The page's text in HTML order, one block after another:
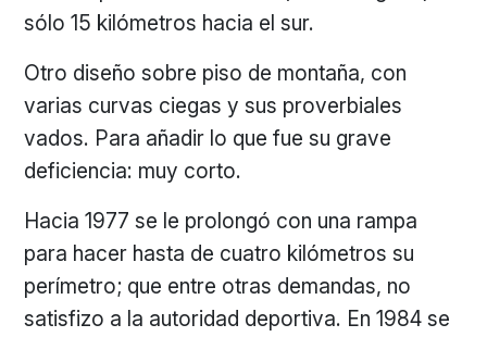
sólo 15 kilómetros hacia el sur.
Otro diseño sobre piso de montaña, con
varias curvas ciegas y sus proverbiales
vados. Para añadir lo que fue su grave
deficiencia: muy corto.
Hacia 1977 se le prolongó con una rampa
para hacer hasta de cuatro kilómetros su
perímetro; que entre otras demandas, no
satisfizo a la autoridad deportiva. En 1984 se